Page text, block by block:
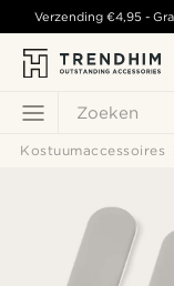
Zoeken
Verzending €4,95 -
Kostuumaccessoires